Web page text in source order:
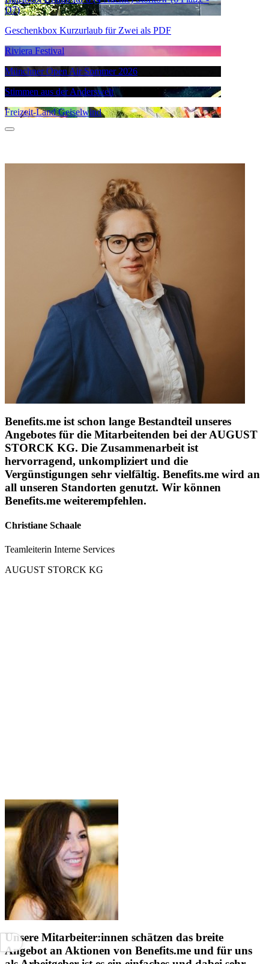
D7)
Geschenkbox Kurzurlaub für Zwei als PDF
Riviera Festival
Münchner Open Air Sommer 2026
Stimmen aus der Anderswelt
Freizeit-Land Geiselwind
Benefits.me ist schon lange Bestandteil unseres
Angebotes für die Mitarbeitenden bei der AUGUST
STORCK KG. Die Zusammenarbeit ist
hervorragend, unkompliziert und die
Vergünstigungen sehr vielfältig. Benefits.me wird an
all unseren Standorten genutzt. Wir können
Benefits.me weiterempfehlen.
Christiane Schaale
Teamleiterin Interne Services
AUGUST STORCK KG
Unsere Mitarbeiter:innen schätzen das breite
Angebot an Aktionen von Benefits.me und für uns